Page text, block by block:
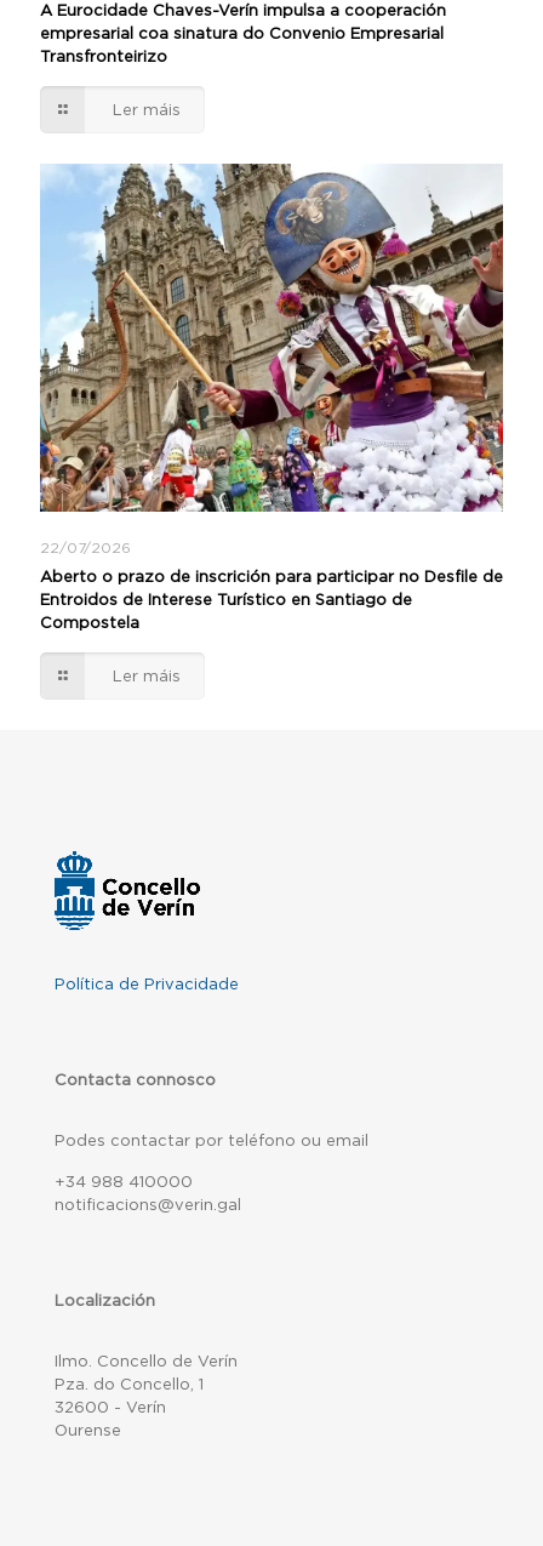
A Eurocidade Chaves-Verín impulsa a cooperación
empresarial coa sinatura do Convenio Empresarial
Transfronteirizo
Ler máis
22/07/2026
Aberto o prazo de inscrición para participar no Desfile de
Entroidos de Interese Turístico en Santiago de
Compostela
Ler máis
Política de Privacidade
Contacta connosco
Podes contactar por teléfono ou email
+34 988 410000
notificacions@verin.gal
Localización
Ilmo. Concello de Verín
Pza. do Concello, 1
32600 - Verín
Ourense